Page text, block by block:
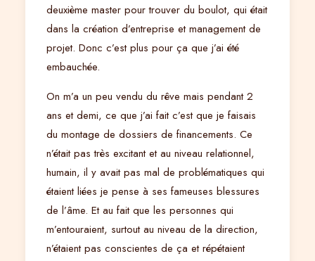
deuxième master pour trouver du boulot, qui était
dans la création d’entreprise et management de
projet. Donc c’est plus pour ça que j’ai été
embauchée.
On m’a un peu vendu du rêve mais pendant 2
ans et demi, ce que j’ai fait c’est que je faisais
du montage de dossiers de financements. Ce
n’était pas très excitant et au niveau relationnel,
humain, il y avait pas mal de problématiques qui
étaient liées je pense à ses fameuses blessures
de l’âme. Et au fait que les personnes qui
m’entouraient, surtout au niveau de la direction,
n’étaient pas conscientes de ça et répétaient